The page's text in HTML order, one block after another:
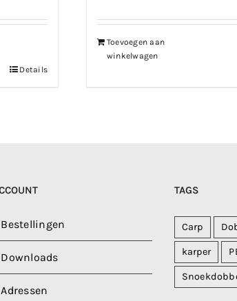
Details
€524.69.€445.98.
Toevoegen aan
winkelwagen
Bestellingen
Downloads
Adressen
TAGS
Carp
karper